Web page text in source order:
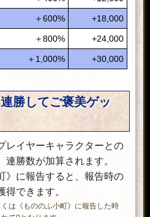
＋600% +18,000
＋800% +24,000
＋1,000% +30,000
勝してご褒美ゲッ
レイヤーキャラクターとの
勝数が加算されます。
》に報告すると、報告時の
得できます。
は《もののふ小町》に報告した時